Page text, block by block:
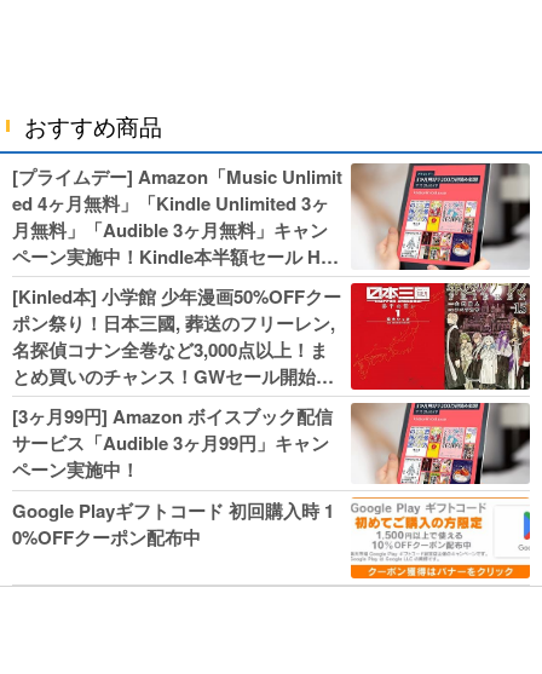
おすすめ商品
[プライムデー] Amazon「Music Unlimit
ed 4ヶ月無料」「Kindle Unlimited 3ヶ
月無料」「Audible 3ヶ月無料」キャン
ペーン実施中！Kindle本半額セール HU
NTER×HUNTERなど集英社、無職転生,
幼女戦記などKADOKAWA、キャプテン
翼100円セールも！
[Kinled本] 小学館 少年漫画50%OFFクー
ポン祭り！日本三國, 葬送のフリーレン,
名探偵コナン全巻など3,000点以上！ま
とめ買いのチャンス！GWセール開始！
人気コミック多数 カドカワ祭やIT関連本
がセールに！
[3ヶ月99円] Amazon ボイスブック配信
サービス「Audible 3ヶ月99円」キャン
ペーン実施中！
Google Playギフトコード 初回購入時 1
0%OFFクーポン配布中